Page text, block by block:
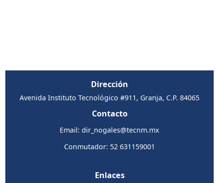
Dirección
Avenida Instituto Tecnológico #911, Granja, C.P. 84065
Contacto
Email: dir_nogales@tecnm.mx
Conmutador: 52 631159001
Enlaces